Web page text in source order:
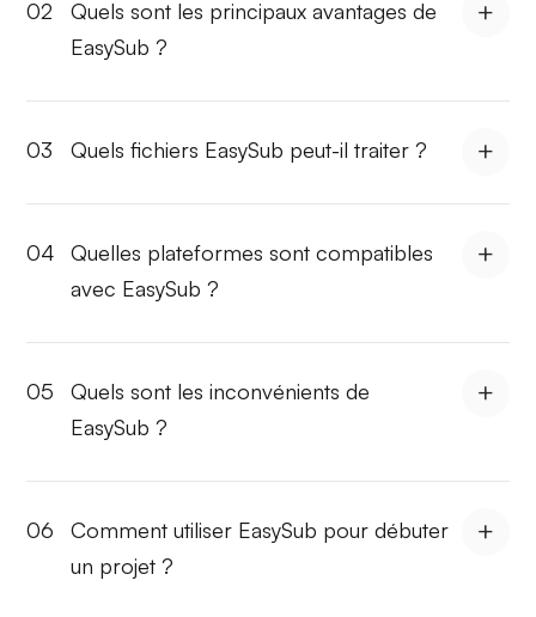
02
Quels sont les principaux avantages de
EasySub ?
03 Quels fichiers EasySub peut-il traiter ?
04
Quelles plateformes sont compatibles
avec EasySub ?
05
Quels sont les inconvénients de
EasySub ?
06
Comment utiliser EasySub pour débuter
un projet ?